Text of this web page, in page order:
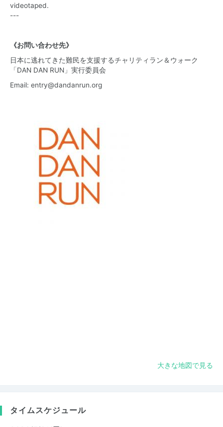
videotaped.
---
《お問い合わせ先》
日本に逃れてきた難民を支援するチャリティラン＆ウォーク
「DAN DAN RUN」実行委員会
Email: entry@dandanrun.org
大きな地図で見る
タイムスケジュール